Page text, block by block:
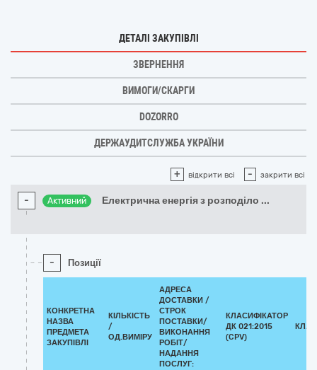
ДЕТАЛІ ЗАКУПІВЛІ
ЗВЕРНЕННЯ
ВИМОГИ/СКАРГИ
DOZORRO
ДЕРЖАУДИТСЛУЖБА УКРАЇНИ
+ відкрити всі - закрити всі
- Активний Електрична енергія з розподіло ...
- Позиції
КОНКРЕТНА
НАЗВА
ПРЕДМЕТА
ЗАКУПІВЛІ
КІЛЬКІСТЬ
/
ОД.ВИМІРУ
АДРЕСА
ДОСТАВКИ /
СТРОК
ПОСТАВКИ/
ВИКОНАННЯ
РОБІТ/
НАДАННЯ
ПОСЛУГ:
КЛАСИФІКАТОР
ДК 021:2015
(CPV)